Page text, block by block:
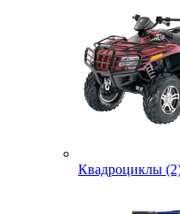
Квадроциклы